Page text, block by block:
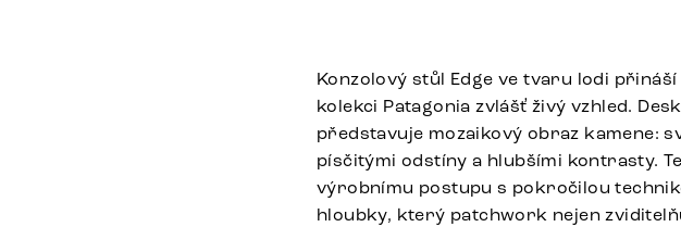
Konzolový stůl Edge ve tvaru lodi
kolekci Patagonia zvlášť živý vzhled.
představuje mozaikový obraz kamene:
písčitými odstíny a hlubšími kontrasty.
výrobnímu postupu s pokročilou
hloubky, který patchwork nejen